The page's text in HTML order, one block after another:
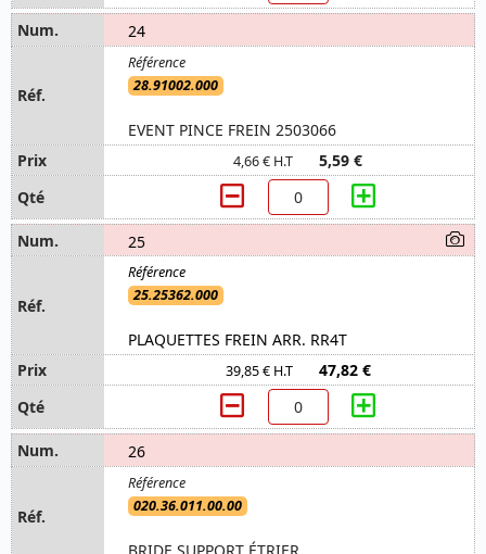
24
28.91002.000
EVENT PINCE FREIN 2503066
4,66 € H.T 5,59 €
25
25.25362.000
PLAQUETTES FREIN ARR. RR4T
39,85 € H.T 47,82 €
26
020.36.011.00.00